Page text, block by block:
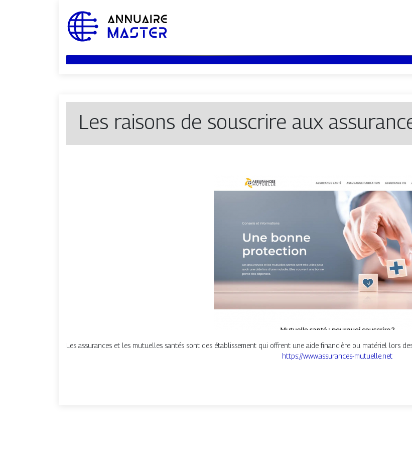
Les raisons de souscrire aux
Les assurances et les mutuelles santés sont des établissement qui offrent une aide financière ou matériel lors
https://www.assurances-mutuelle.net